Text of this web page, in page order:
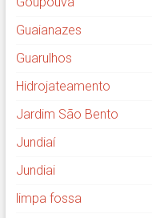
Guaianazes
Guarulhos
Hidrojateamento
Jardim São Bento
Jundiaí
Jundiai
limpa fossa